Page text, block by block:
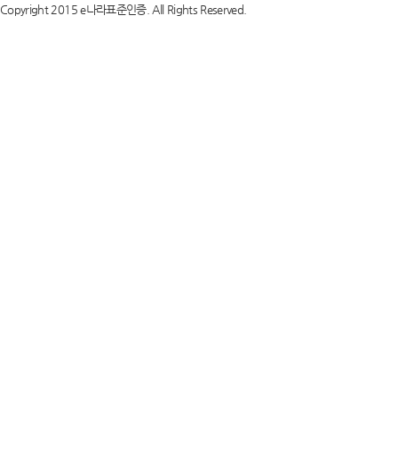
Copyright 2015 e나라표준인증. All Rights Reserved.